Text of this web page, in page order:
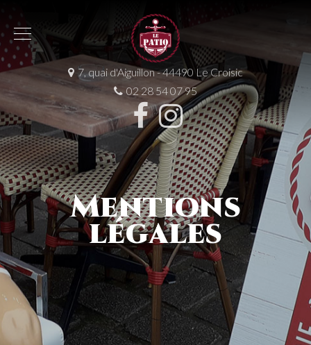
7, quai d'Aiguillon - 44490 Le Croisic
02 28 54 07 95
Mentions
légales